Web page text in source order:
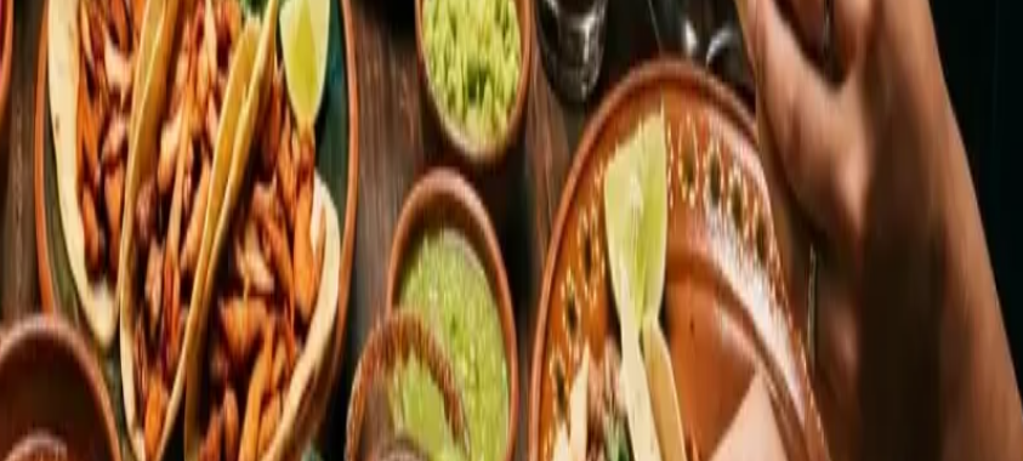
sin drama. Tiendas especializadas como100% México,Maíz Maya o María la Bonita—todas con
chiles secos,totopos, harina para tamales, salsas embotelladas, dulces y refrescos de los nuestros. El día
se te va a salir una lagrimita. Es normal.
epazote,hoja santa, crema ácida como la de allá y ciertos chiles frescos. Para eso hay dos armas: la guía
, con tiendas físicas y online, y eldiccionario de equivalenciaspara cuando toque sustituir: qué es el
agria puede salvarte y cuándo es mejor rendirse con dignidad.
individual y se vuelve deporte de equipo: